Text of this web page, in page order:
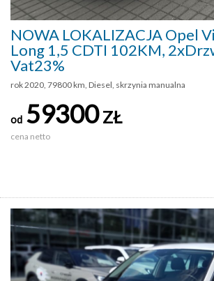
NOWA LOKALIZACJA Opel
Long 1,5 CDTI 102KM,
Vat23%
rok 2020, 79800 km, Diesel, skrzynia manualna
od 59300ZŁ
cena netto